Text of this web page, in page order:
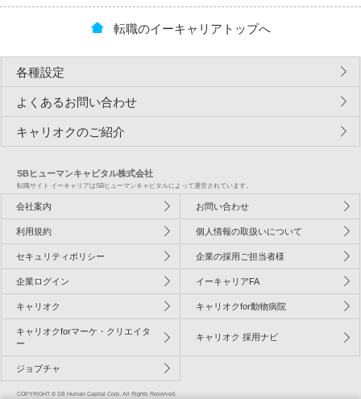
転職のイーキャリアトップへ
各種設定
よくあるお問い合わせ
キャリオクのご紹介
SBヒューマンキャピタル株式会社
転職サイト イーキャリアはSBヒューマンキャピタルによって運営されています。
会社案内 お問い合わせ
利用規約 個人情報の取扱いについて
セキュリティポリシー 企業の採用ご担当者様
企業ログイン イーキャリアFA
キャリオク キャリオクfor動物病院
キャリオクforマーケ・クリエイタ
ー
キャリオク 採用ナビ
ジョブチャ
COPYRIGHT © SB Human Capital Corp. All Rights Reserved.